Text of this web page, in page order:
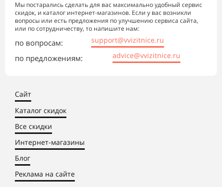
Мы постарались сделать для вас максимально удобный сервис
скидок, и каталог интернет-магазинов. Если у вас возникли
вопросы или есть предложения по улучшению сервиса сайта,
или по сотрудничеству, то напишите нам:
по вопросам: support@vvizitnice.ru
по предложениям: advice@vvizitnice.ru
Сайт
Каталог скидок
Все скидки
Интернет-магазины
Блог
Реклама на сайте